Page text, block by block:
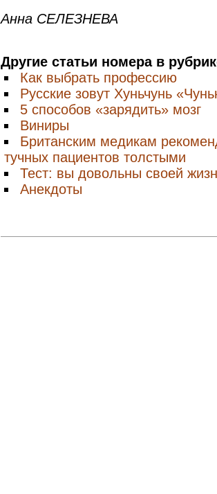
Анна СЕЛЕЗНЕВА
Другие статьи номера в
Как выбрать профессию
Русские зовут Хуньчунь
5 способов «зарядить» мозг
Виниры
Британским медикам
тучных пациентов толстыми
Тест: вы довольны своей
Анекдоты